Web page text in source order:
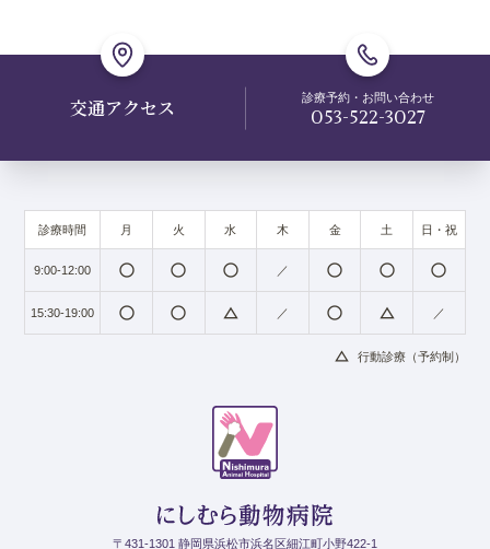
交通アクセス 診療予約・お問い合わせ
053-522-3027
〒431-1301 静岡県浜松市浜名区細江町小野422-1
診療時間 月 火 水 木 金 土 日・祝
9:00-12:00 radio_button_unchecked radio_button_unchecked radio_button_unchecked ／ radio_button_unchecked radio_button_unchecked radio_button_unchecked
15:30-19:00 radio_button_unchecked radio_button_unchecked change_history ／ radio_button_unchecked change_history ／
change_history 行動診療（予約制）